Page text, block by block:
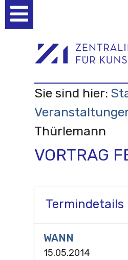
Werkzeuge
Sie sind hier:
Thürlemann
VORTRAG
Termindetails
WANN
15.05.2014